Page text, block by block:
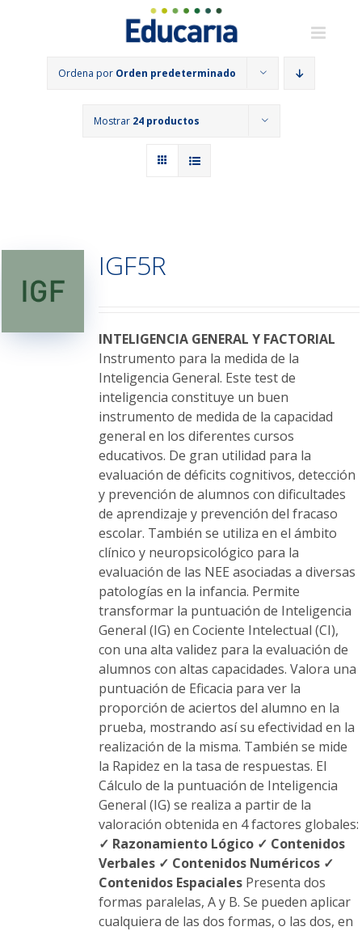
Ordena por Orden predeterminado
Mostrar 24 productos
IGF5R
INTELIGENCIA GENERAL Y FACTORIAL
Instrumento para la medida de la
Inteligencia General. Este test de
inteligencia constituye un buen
instrumento de medida de la capacidad
general en los diferentes cursos
educativos. De gran utilidad para la
evaluación de déficits cognitivos, detección
y prevención de alumnos con dificultades
de aprendizaje y prevención del fracaso
escolar. También se utiliza en el ámbito
clínico y neuropsicológico para la
evaluación de las NEE asociadas a diversas
patologías en la infancia. Permite
transformar la puntuación de Inteligencia
General (IG) en Cociente Intelectual (CI),
con una alta validez para la evaluación de
alumnos con altas capacidades. Valora una
puntuación de Eficacia para ver la
proporción de aciertos del alumno en la
prueba, mostrando así su efectividad en la
realización de la misma. También se mide
la Rapidez en la tasa de respuestas. El
Cálculo de la puntuación de Inteligencia
General (IG) se realiza a partir de la
valoración obtenida en 4 factores globales:
✓ Razonamiento Lógico ✓ Contenidos
Verbales ✓ Contenidos Numéricos ✓
Contenidos EspacialesPresenta dos
formas paralelas, A y B. Se pueden aplicar
cualquiera de las dos formas, o las dos, en